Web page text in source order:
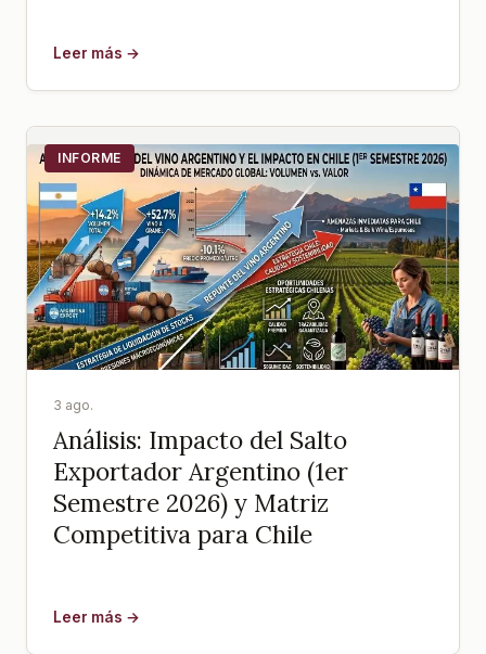
Leer más →
INFORME
3 ago.
Análisis: Impacto del Salto
Exportador Argentino (1er
Semestre 2026) y Matriz
Competitiva para Chile
Leer más →